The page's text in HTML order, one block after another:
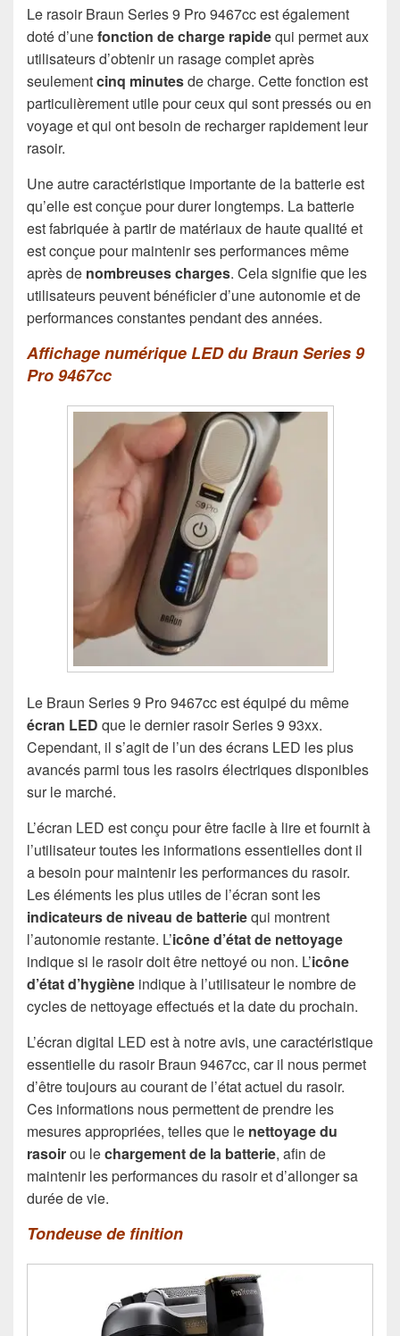
Le rasoir Braun Series 9 Pro 9467cc est également
doté d’unefonction de charge rapidequi permet aux
utilisateurs d’obtenir un rasage complet après
seulementcinq minutesde charge. Cette fonction est
particulièrement utile pour ceux qui sont pressés ou en
voyage et qui ont besoin de recharger rapidement leur
rasoir.
Une autre caractéristique importante de la batterie est
qu’elle est conçue pour durer longtemps. La batterie
est fabriquée à partir de matériaux de haute qualité et
est conçue pour maintenir ses performances même
après de nombreuses charges. Cela signifie que les
utilisateurs peuvent bénéficier d’une autonomie et de
performances constantes pendant des années.
Affichage numérique LED du Braun Series 9
Pro 9467cc
Le Braun Series 9 Pro 9467cc est équipé du même
écran LED que le dernier rasoir Series 9 93xx.
Cependant, il s’agit de l’un des écrans LED les plus
avancés parmi tous les rasoirs électriques disponibles
sur le marché.
L’écran LED est conçu pour être facile à lire et fournit à
l’utilisateur toutes les informations essentielles dont il
a besoin pour maintenir les performances du rasoir.
Les éléments les plus utiles de l’écran sont les
indicateurs de niveau de batteriequi montrent
l’autonomie restante. L’icône d’état de nettoyage
indique si le rasoir doit être nettoyé ou non. L’icône
d’état d’hygiène indique à l’utilisateur le nombre de
cycles de nettoyage effectués et la date du prochain.
L’écran digital LED est à notre avis, une caractéristique
essentielle du rasoir Braun 9467cc, car il nous permet
d’être toujours au courant de l’état actuel du rasoir.
Ces informations nous permettent de prendre les
mesures appropriées, telles que le nettoyage du
rasoirou lechargement de la batterie, afin de
maintenir les performances du rasoir et d’allonger sa
durée de vie.
Tondeuse de finition